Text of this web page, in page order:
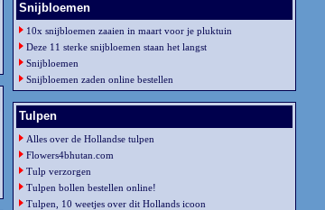
Snijbloemen
10x snijbloemen zaaien in maart voor je pluktuin
Deze 11 sterke snijbloemen staan het langst
Snijbloemen
Snijbloemen zaden online bestellen
Tulpen
Alles over de Hollandse tulpen
Flowers4bhutan.com
Tulp verzorgen
Tulpen bollen bestellen online!
Tulpen, 10 weetjes over dit Hollands icoon